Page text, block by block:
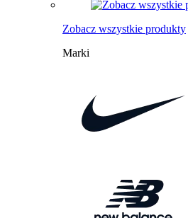
Zobacz wszystkie produkty
Marki